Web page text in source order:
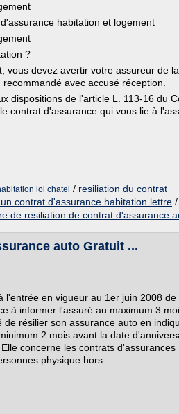
habitation et logement
?
vous devez avertir votre assureur de
avec accusé réception.
dispositions de l'article L. 113-16 du
contrat d'assurance qui vous lie à
loi chatel / resiliation du contrat
contrat d'assurance habitation lettre /
de resiliation de contrat d'assurance
auto Gratuit ...
l'entrée en vigueur au 1er juin 2008 de
à informer l'assuré au maximum 3
résilier son assurance auto en
2 mois avant la date
concerne les contrats d'assurances
physique hors...